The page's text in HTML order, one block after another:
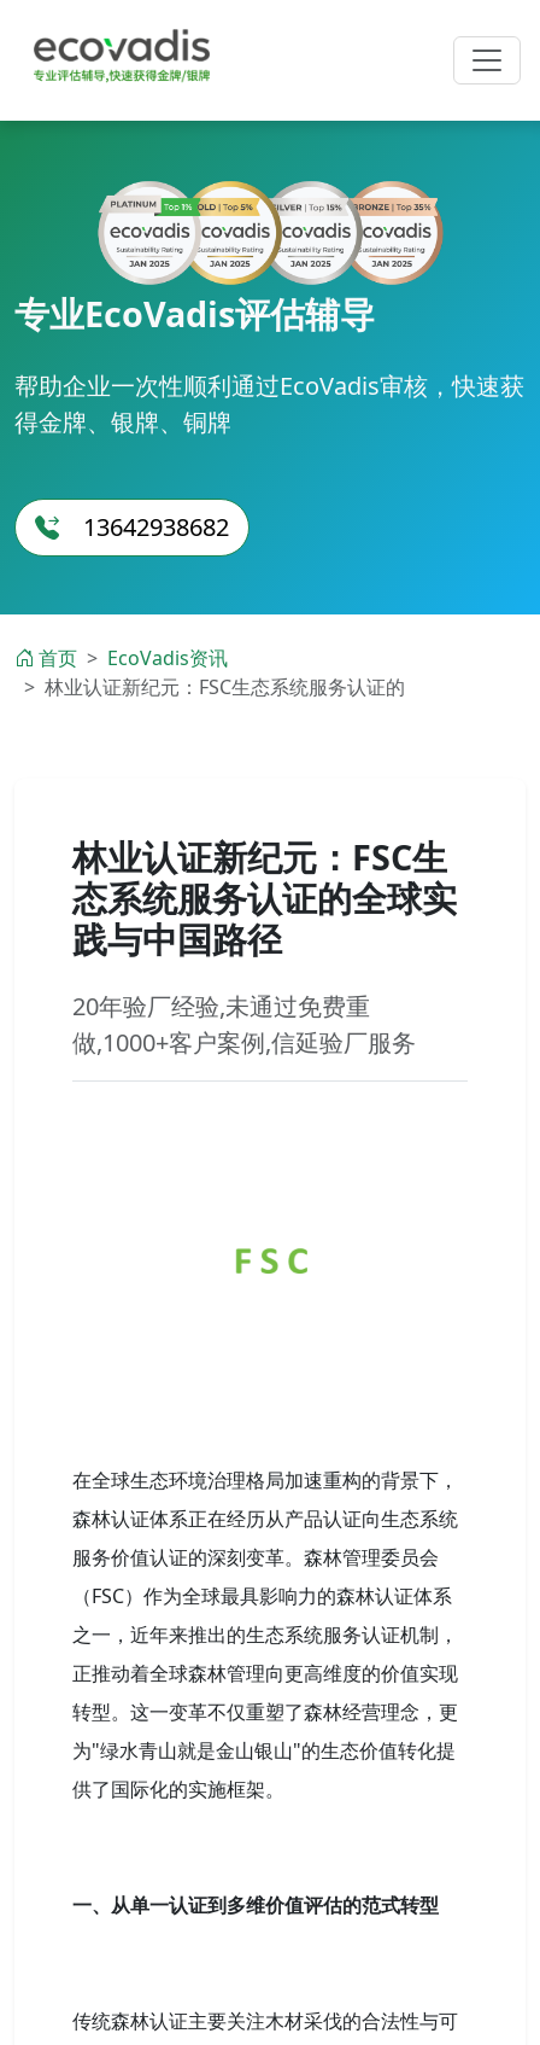
专业EcoVadis评估辅导
帮助企业一次性顺利通过EcoVadis审核，快速获
得金牌、银牌、铜牌
13642938682
首页
EcoVadis资讯
林业认证新纪元：FSC生态系统服务认证的
林业认证新纪元：FSC生
态系统服务认证的全球实
践与中国路径
20年验厂经验,未通过免费重
做,1000+客户案例,信延验厂服务
在全球生态环境治理格局加速重构的背景下，
森林认证体系正在经历从产品认证向生态系统
服务价值认证的深刻变革。森林管理委员会
（FSC）作为全球最具影响力的森林认证体系
之一，近年来推出的生态系统服务认证机制，
正推动着全球森林管理向更高维度的价值实现
转型。这一变革不仅重塑了森林经营理念，更
为"绿水青山就是金山银山"的生态价值转化提
供了国际化的实施框架。
一、从单一认证到多维价值评估的范式转型
传统森林认证主要关注木材采伐的合法性与可